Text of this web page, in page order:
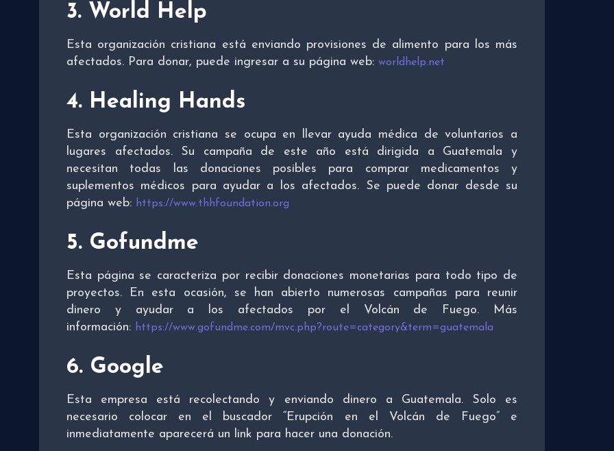
3. World Help
Esta organización cristiana está enviando provisiones de alimento para los más
afectados. Para donar, puede ingresar a su página web: worldhelp.net
4. Healing Hands
Esta organización cristiana se ocupa en llevar ayuda médica de voluntarios a
lugares afectados. Su campaña de este año está dirigida a Guatemala y
necesitan todas las donaciones posibles para comprar medicamentos y
suplementos médicos para ayudar a los afectados. Se puede donar desde su
página web: https://www.thhfoundation.org
5. Gofundme
Esta página se caracteriza por recibir donaciones monetarias para todo tipo de
proyectos. En esta ocasión, se han abierto numerosas campañas para reunir
dinero y ayudar a los afectados por el Volcán de Fuego. Más
información: https://www.gofundme.com/mvc.php?route=category&term=guatemala
6. Google
Esta empresa está recolectando y enviando dinero a Guatemala. Solo es
necesario colocar en el buscador “Erupción en el Volcán de Fuego” e
inmediatamente aparecerá un link para hacer una donación.